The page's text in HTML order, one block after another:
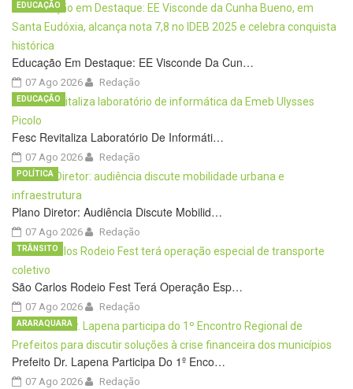
Educação Em Destaque: EE Visconde Da Cun…
07 Ago 2026
EDUCAÇÃO
Redação
Fesc Revitaliza Laboratório De Informáti…
07 Ago 2026
EDUCAÇÃO
Redação
Plano Diretor: Audiência Discute Mobilid…
07 Ago 2026
POLÍTICA
Redação
São Carlos Rodeio Fest Terá Operação Esp…
07 Ago 2026
TRÂNSITO
Redação
Prefeito Dr. Lapena Participa Do 1º Enco…
07 Ago 2026
ARARAQUARA
Redação